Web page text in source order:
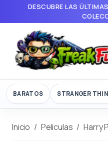
DESCUBRE LAS
BARATOS STRANGER
Inicio Peliculas Harry